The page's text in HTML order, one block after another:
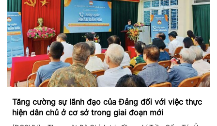
Tăng cường sự lãnh đạo của Đảng đối với việc thực
hiện dân chủ ở cơ sở trong giai đoạn mới